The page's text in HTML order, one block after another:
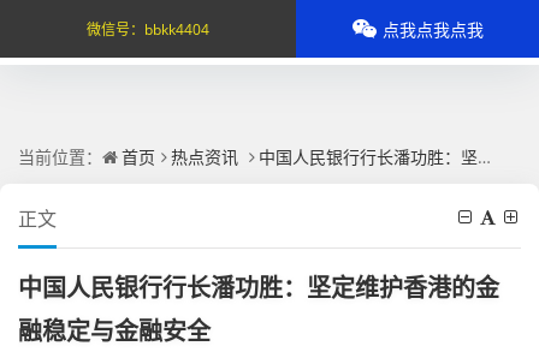
当前位置： 首页 热点资讯 中国人民银行行长潘功胜：坚定维护香港的金融稳定与金融安全
正文
中国人民银行行长潘功胜：坚定维护香港的金
融稳定与金融安全
微信号： bbkk4404 点我点我点我